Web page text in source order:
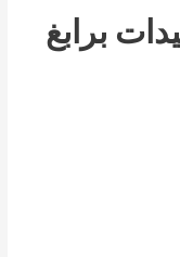
برابغ